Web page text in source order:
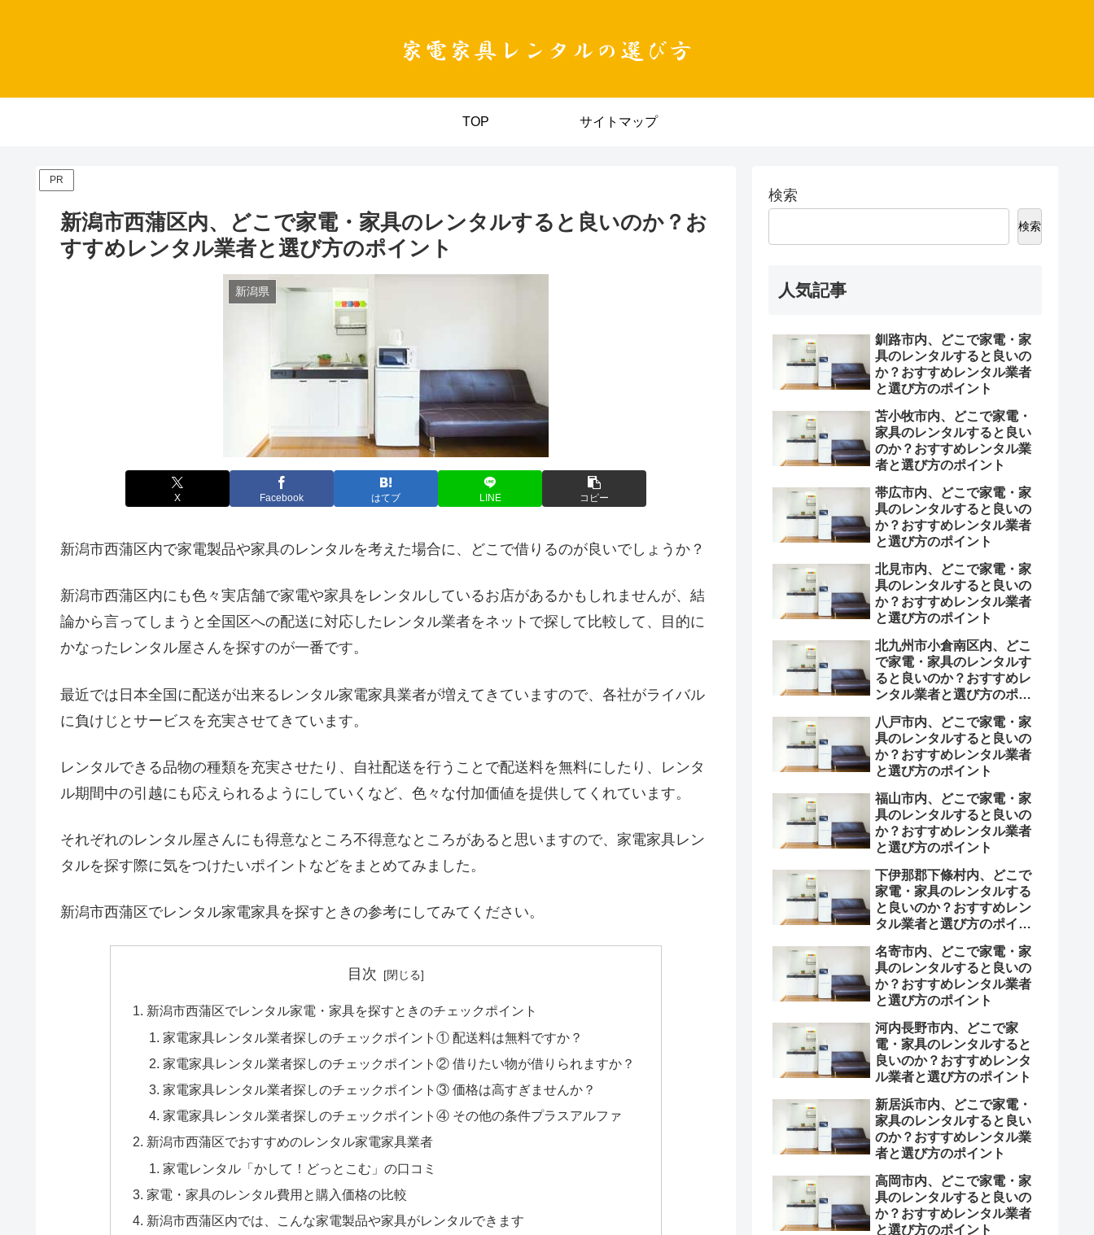
TOP サイトマップ
PR
新潟市西蒲区内、どこで家電・家具のレンタルすると良いのか？お
すすめレンタル業者と選び方のポイント
新潟県
X Facebook はてブ LINE コピー
新潟市西蒲区内で家電製品や家具のレンタルを考えた場合に、どこで借りるのが良いでしょうか？
新潟市西蒲区内にも色々実店舗で家電や家具をレンタルしているお店があるかもしれませんが、結
論から言ってしまうと全国区への配送に対応したレンタル業者をネットで探して比較して、目的に
かなったレンタル屋さんを探すのが一番です。
最近では日本全国に配送が出来るレンタル家電家具業者が増えてきていますので、各社がライバル
に負けじとサービスを充実させてきています。
レンタルできる品物の種類を充実させたり、自社配送を行うことで配送料を無料にしたり、レンタ
ル期間中の引越にも応えられるようにしていくなど、色々な付加価値を提供してくれています。
それぞれのレンタル屋さんにも得意なところ不得意なところがあると思いますので、家電家具レン
タルを探す際に気をつけたいポイントなどをまとめてみました。
新潟市西蒲区でレンタル家電家具を探すときの参考にしてみてください。
目次
新潟市西蒲区でレンタル家電・家具を探すときのチェックポイント
家電家具レンタル業者探しのチェックポイント① 配送料は無料ですか？
家電家具レンタル業者探しのチェックポイント② 借りたい物が借りられますか？
家電家具レンタル業者探しのチェックポイント③ 価格は高すぎませんか？
家電家具レンタル業者探しのチェックポイント④ その他の条件プラスアルファ
新潟市西蒲区でおすすめのレンタル家電家具業者
家電レンタル「かして！どっとこむ」の口コミ
家電・家具のレンタル費用と購入価格の比較
新潟市西蒲区内では、こんな家電製品や家具がレンタルできます
検索
検索
人気記事
釧路市内、どこで家電・家
具のレンタルすると良いの
か？おすすめレンタル業者
と選び方のポイント
苫小牧市内、どこで家電・
家具のレンタルすると良い
のか？おすすめレンタル業
者と選び方のポイント
帯広市内、どこで家電・家
具のレンタルすると良いの
か？おすすめレンタル業者
と選び方のポイント
北見市内、どこで家電・家
具のレンタルすると良いの
か？おすすめレンタル業者
と選び方のポイント
北九州市小倉南区内、どこ
で家電・家具のレンタルす
ると良いのか？おすすめレ
ンタル業者と選び方のポイ
八戸市内、どこで家電・家
具のレンタルすると良いの
か？おすすめレンタル業者
と選び方のポイント
福山市内、どこで家電・家
具のレンタルすると良いの
か？おすすめレンタル業者
と選び方のポイント
下伊那郡下條村内、どこで
家電・家具のレンタルする
と良いのか？おすすめレン
タル業者と選び方のポイン
名寄市内、どこで家電・家
具のレンタルすると良いの
か？おすすめレンタル業者
と選び方のポイント
河内長野市内、どこで家
電・家具のレンタルすると
良いのか？おすすめレンタ
ル業者と選び方のポイント
新居浜市内、どこで家電・
家具のレンタルすると良い
のか？おすすめレンタル業
者と選び方のポイント
高岡市内、どこで家電・家
具のレンタルすると良いの
か？おすすめレンタル業者
と選び方のポイント